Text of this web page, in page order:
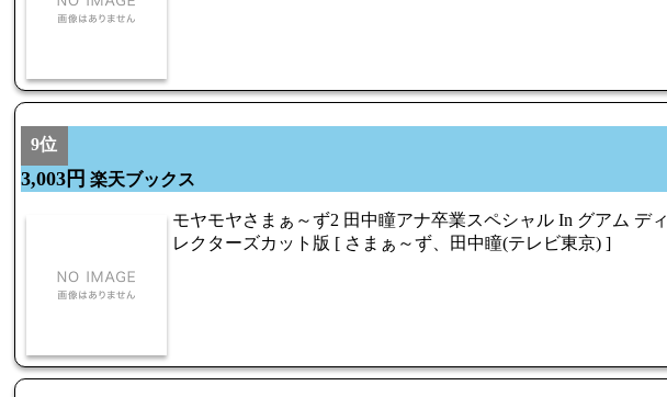
9位
3,003円 楽天ブックス
モヤモヤさまぁ～ず2 田中瞳アナ卒業スペシャル In グアム ディ
レクターズカット版 [ さまぁ～ず、田中瞳(テレビ東京) ]